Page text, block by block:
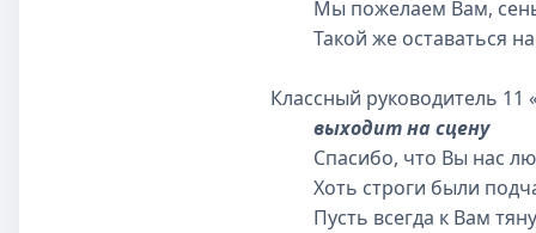
Мы пожелаем Вам,
Такой же оставаться на
Классный руководитель
выходит на сцену
Спасибо, что Вы нас
Хоть строги были
Пусть всегда к Вам